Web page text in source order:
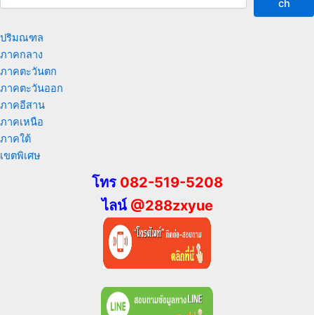
ch
ปริมณฑล
ภาคกลาง
ภาคตะวันตก
ภาคตะวันออก
ภาคอีสาน
ภาคเหนือ
ภาคใต้
เขตพิเศษ
โทร 082-519-5208
ไลน์ @288zxyue